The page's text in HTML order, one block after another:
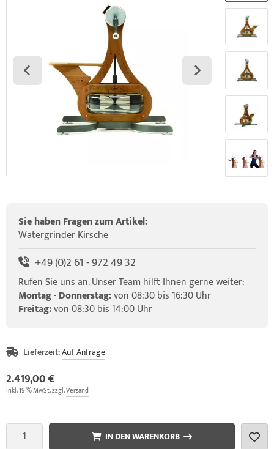
Sie haben Fragen zum Artikel:
Watergrinder Kirsche
+49 (0)2 61 - 972 49 32
Rufen Sie uns an. Unser Team hilft Ihnen gerne weiter:
Montag - Donnerstag:von 08:30 bis 16:30 Uhr
Freitag:von 08:30 bis 14:00 Uhr
Lieferzeit:Auf Anfrage
2.419,00 €
inkl. 19 % MwSt. zzgl.Versand
IN DEN WARENKORB
Posturmed & Proprio-Swing
Vintage Series
Trainingstische